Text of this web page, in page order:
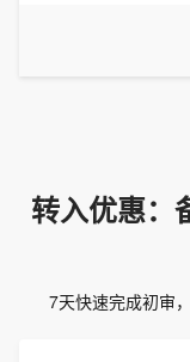
转入优惠：
7天快速完成初审